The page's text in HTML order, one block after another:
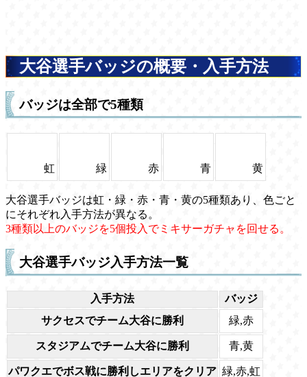
大谷選手バッジの概要・入手方法
バッジは全部で5種類
虹 緑 赤 青 黄
大谷選手バッジは虹・緑・赤・青・黄の5種類あり、色ごと
にそれぞれ入手方法が異なる。
3種類以上のバッジを5個投入でミキサーガチャを回せる。
大谷選手バッジ入手方法一覧
入手方法
バッジ
サクセスでチーム大谷に勝利
緑,赤
スタジアムでチーム大谷に勝利 青,黄
パワクエでボス戦に勝利しエリアをクリア 緑,赤,虹